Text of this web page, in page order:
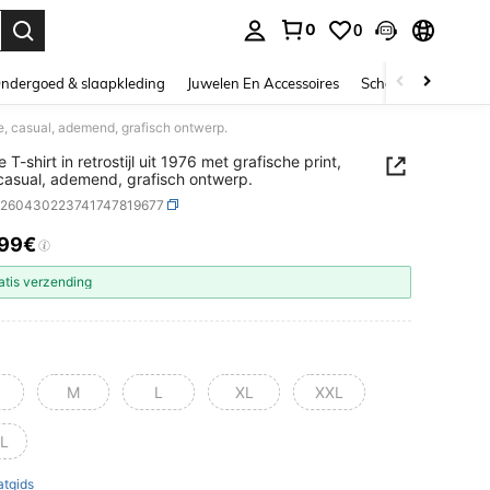
0 0
& slaapkleding Juwelen En Accessoires Schoonheid &
casual, ademend, grafisch ontwerp.
T-shirt in retrostijl uit 1976 met grafische print,
ademend, grafisch ontwerp.
AND AVAILABILITY
verzending
M L XL XXL